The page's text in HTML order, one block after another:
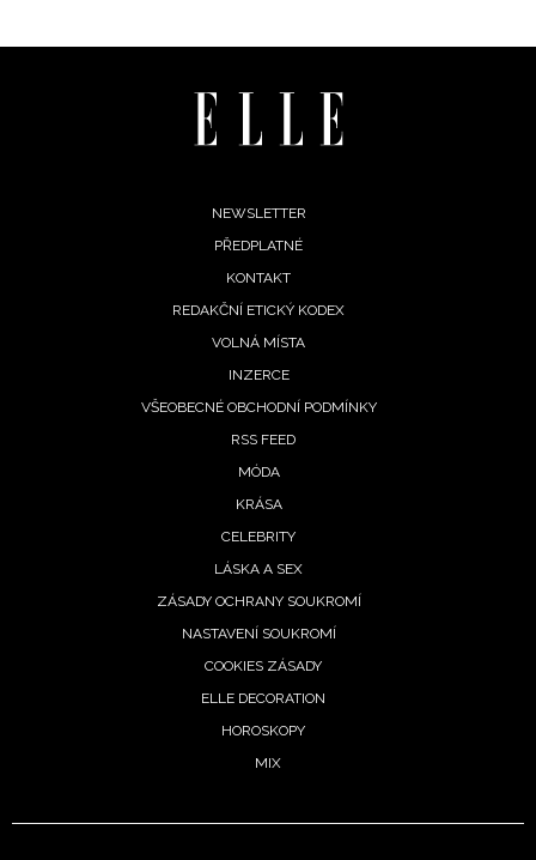
REDAKCE
NEWSLETTER
PŘEDPLATNÉ
KONTAKT
REDAKČNÍ ETICKÝ KODEX
VOLNÁ MÍSTA
INZERCE
VŠEOBECNÉ OBCHODNÍ PODMÍNKY
RSS FEED
MÓDA
KRÁSA
CELEBRITY
LÁSKA A SEX
ZÁSADY OCHRANY SOUKROMÍ
NASTAVENÍ SOUKROMÍ
COOKIES ZÁSADY
ELLE DECORATION
HOROSKOPY
MIX